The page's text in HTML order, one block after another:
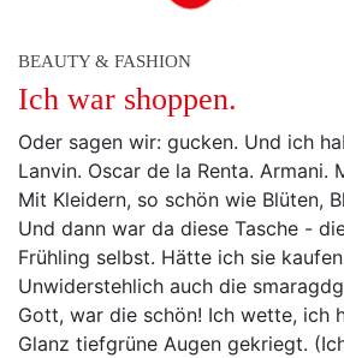
BEAUTY & FASHION
Ich war shoppen.
Oder sagen wir: gucken. Und ich
Lanvin. Oscar de la Renta. Armani.
Mit Kleidern, so schön wie Blüten,
Und dann war da diese Tasche -
Frühling selbst. Hätte ich sie
Unwiderstehlich auch die
Gott, war die schön! Ich wette, ich
Glanz tiefgrüne Augen gekriegt.